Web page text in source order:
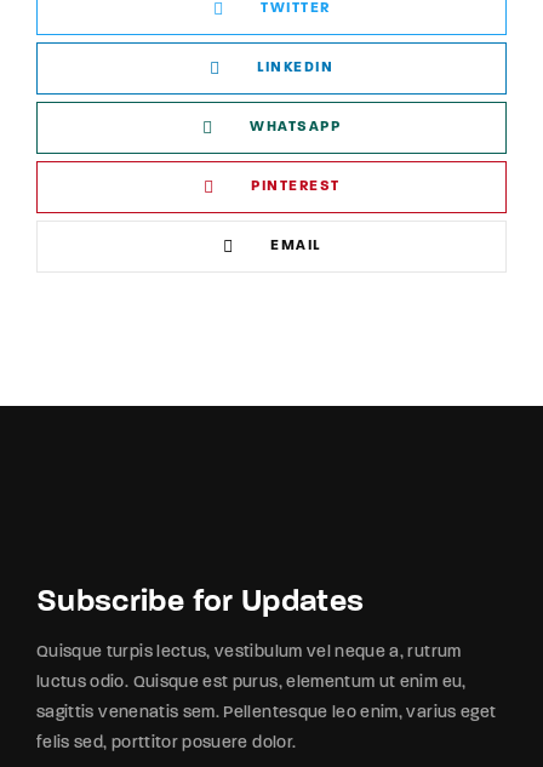
TWITTER
LINKEDIN
WHATSAPP
PINTEREST
EMAIL
Subscribe for Updates
Quisque turpis lectus, vestibulum vel neque a, rutrum
luctus odio. Quisque est purus, elementum ut enim eu,
sagittis venenatis sem. Pellentesque leo enim, varius eget
felis sed, porttitor posuere dolor.